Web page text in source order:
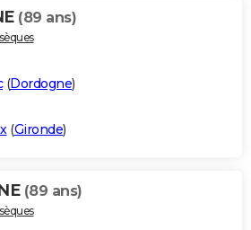
(89 ans)
(Dordogne)
(Gironde)
(89 ans)